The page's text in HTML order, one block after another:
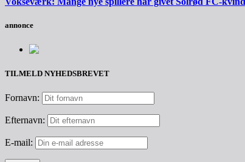
annonce
TILMELD NYHEDSBREVET
Fornavn:
Efternavn:
E-mail: